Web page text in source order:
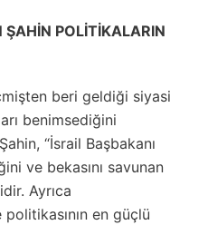
POLİTİKALARIN
beri geldiği siyasi
benimsediğini
“İsrail Başbakanı
ve bekasını savunan
Ayrıca
en güçlü